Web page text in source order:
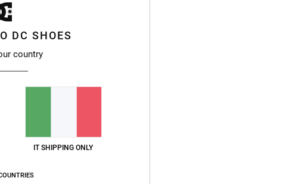
DC SHOES
country
IT SHIPPING ONLY